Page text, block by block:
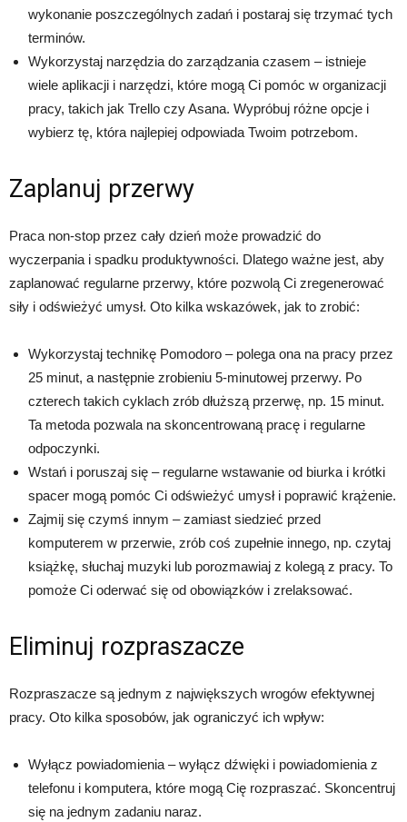
wykonanie poszczególnych zadań i postaraj się trzymać tych
terminów.
Wykorzystaj narzędzia do zarządzania czasem – istnieje
wiele aplikacji i narzędzi, które mogą Ci pomóc w organizacji
pracy, takich jak Trello czy Asana. Wypróbuj różne opcje i
wybierz tę, która najlepiej odpowiada Twoim potrzebom.
Zaplanuj przerwy
Praca non-stop przez cały dzień może prowadzić do
wyczerpania i spadku produktywności. Dlatego ważne jest, aby
zaplanować regularne przerwy, które pozwolą Ci zregenerować
siły i odświeżyć umysł. Oto kilka wskazówek, jak to zrobić:
Wykorzystaj technikę Pomodoro – polega ona na pracy przez
25 minut, a następnie zrobieniu 5-minutowej przerwy. Po
czterech takich cyklach zrób dłuższą przerwę, np. 15 minut.
Ta metoda pozwala na skoncentrowaną pracę i regularne
odpoczynki.
Wstań i poruszaj się – regularne wstawanie od biurka i krótki
spacer mogą pomóc Ci odświeżyć umysł i poprawić krążenie.
Zajmij się czymś innym – zamiast siedzieć przed
komputerem w przerwie, zrób coś zupełnie innego, np. czytaj
książkę, słuchaj muzyki lub porozmawiaj z kolegą z pracy. To
pomoże Ci oderwać się od obowiązków i zrelaksować.
Eliminuj rozpraszacze
Rozpraszacze są jednym z największych wrogów efektywnej
pracy. Oto kilka sposobów, jak ograniczyć ich wpływ:
Wyłącz powiadomienia – wyłącz dźwięki i powiadomienia z
telefonu i komputera, które mogą Cię rozpraszać. Skoncentruj
się na jednym zadaniu naraz.